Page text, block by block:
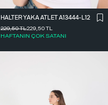
HALTER YAKA ATLET A13444-L12
229,50TL
HAFTANIN ÇOK SATANI
229,50TL